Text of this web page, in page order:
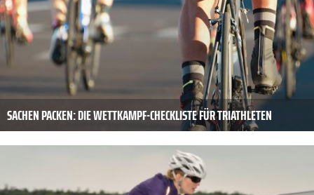
SACHEN PACKEN: DIE WETTKAMPF-CHECKLISTE FÜR TRIATHLETEN